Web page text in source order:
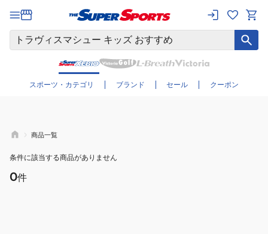
スポーツ・カテゴリ ブランド セール クーポン
さらに絞り込む
商品一覧
条件に該当する商品がありません
0件